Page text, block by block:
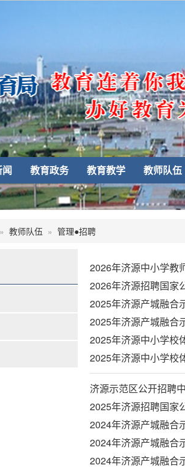
闻 教育政务 教育教学 教师队伍
» 教师队伍 » 管理●招聘
2026年济源中小学教
2026年济源招聘国家
2025年济源产城融合
2025年济源产城融合
2025年济源中小学校
2025年济源中小学校
济源示范区公开招聘
2025年济源招聘国家
2024年济源产城融合
2024年济源产城融合
2024年济源产城融合